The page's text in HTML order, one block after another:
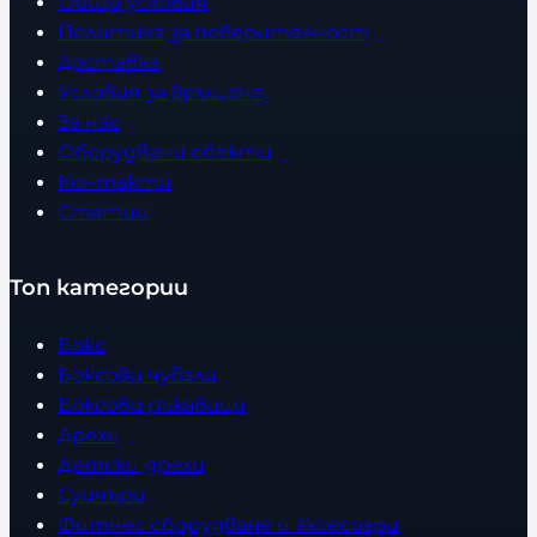
Политика за поверителност
Доставка
Условия за връщане
За нас
Оборудвани обекти
Контакти
Статии
Топ категории
Бокс
Боксови чували
Боксови ръкавици
Дрехи
Детски дрехи
Суичъри
Фитнес оборудване и аксесоари